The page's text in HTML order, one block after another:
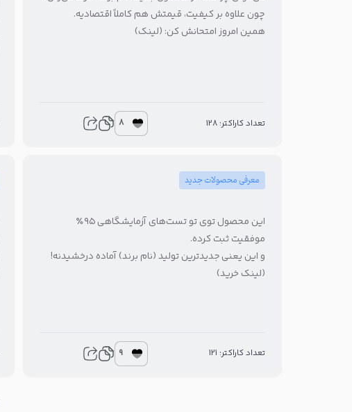
چون علاوه بر کیفیت، قیمتش هم کاملاً اقتصادیه.
همین امروز امتحانش کن: (لینک)
تعداد کاراکتر: 128 8
معرفی محصولات جدید
این محصول توی تو تست‌های آزمایشگاهی ۹۵٪
موفقیت ثبت کرده.
و این یعنی جدیدترین تولید (نام برند) آماده درخشیدنه!
(لینک خرید)
تعداد کاراکتر: 121 9